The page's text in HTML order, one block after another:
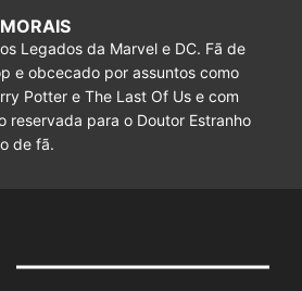
Legados da Marvel e DC. Fã de
e obcecado por assuntos como
Potter e The Last Of Us e com
reservada para o Doutor Estranho
de fã.